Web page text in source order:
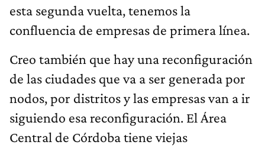
esta segunda vuelta, tenemos la
confluencia de empresas de primera línea.
Creo también que hay una reconfiguración
de las ciudades que va a ser generada por
nodos, por distritos y las empresas van a ir
siguiendo esa reconfiguración. El Área
Central de Córdoba tiene viejas